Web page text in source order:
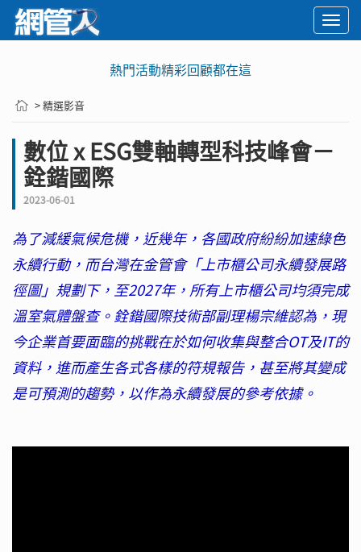
熱門活動精彩回顧都在這
> 精選影音
數位 x ESG雙軸轉型科技峰會－
銓鍇國際
2023-06-01
為了減緩氣候危機，近幾年，各國政府紛紛加速綠色
永續行動，而台灣在金管會「上市櫃公司永續發展路
徑圖」規劃下，至2027年，所有上市櫃公司均須完成
溫室氣體盤查。銓鍇國際技術部副理楊宗維認為，現
今企業首要面臨的挑戰在於如何收集與整合OT及IT的
資料，進而產生各式各樣的符規報告，甚至將其變成
是可預測的趨勢，以作為永續發展的參考依據。